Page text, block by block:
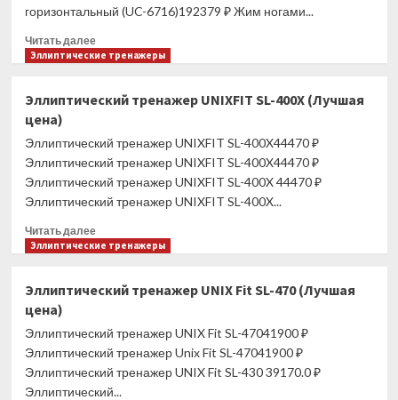
(UC-
6763)
(Лучшая
горизонтальный (UC-6716)192379 ₽ Жим ногами...
Читать далееПрочитать
больше
ногами
Fit
100
горизонтальный
(UC-
(Лучшая
цена)
Эллиптические тренажеры
Эллиптический тренажер UNIXFIT SL-400X (Лучшая
цена)
Эллиптический тренажер UNIXFIT SL-400X44470 ₽
Эллиптический тренажер UNIXFIT SL-400X44470 ₽
Эллиптический тренажер UNIXFIT SL-400X 44470 ₽
Эллиптический тренажер UNIXFIT SL-400X...
Читать далееПрочитать
больше
тренажер
SL-
400X
(Лучшая
цена)
Эллиптические тренажеры
Эллиптический тренажер UNIX Fit SL-470 (Лучшая
цена)
Эллиптический тренажер UNIX Fit SL-47041900 ₽
Эллиптический тренажер Unix Fit SL-47041900 ₽
Эллиптический тренажер UNIX Fit SL-430 39170.0 ₽
Эллиптический...